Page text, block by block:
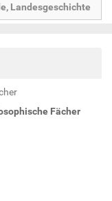
Landesgeschichte
Fächer